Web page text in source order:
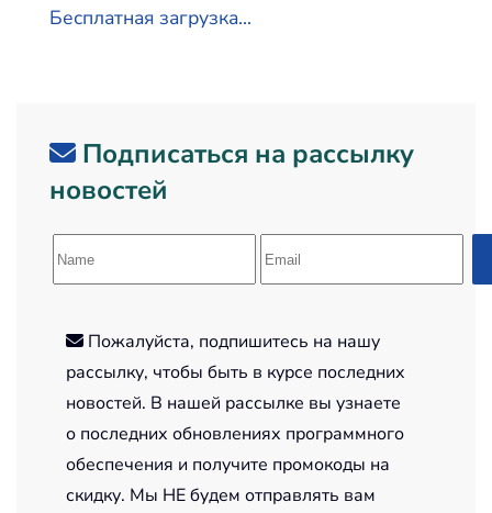
Бесплатная загрузка...
Подписаться на рассылку
новостей
Пожалуйста, подпишитесь на нашу
рассылку, чтобы быть в курсе последних
новостей. В нашей рассылке вы узнаете
о последних обновлениях программного
обеспечения и получите промокоды на
скидку. Мы НЕ будем отправлять вам